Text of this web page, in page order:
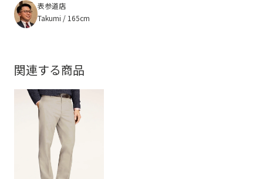
表参道店
Takumi / 165cm
関連する商品